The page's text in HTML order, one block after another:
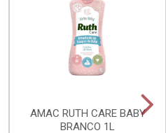
AMAC RUTH CARE BABY
BRANCO 1L